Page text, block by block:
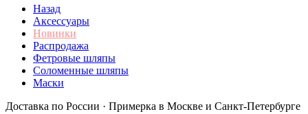
Назад
Аксессуары
Новинки
Распродажа
Фетровые шляпы
Соломенные шляпы
Маски
Доставка по России · Примерка в Москве и Санкт-Петербурге